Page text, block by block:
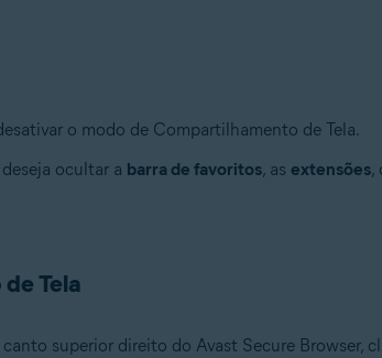
o modo de Compartilhamento de Tela.
ocultar a barra de favoritos, as extensões,
Tela
superior direito do Avast Secure Browser,